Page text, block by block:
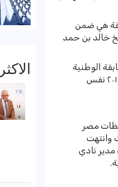
هي ضمن
خالد بن حمد
الوطنية
للاولمبياد الخاص ، مشيرا إلي أنها ليست المره الاولي فقد استضاف النادي عام ٢٠١٧ نفس
١٨ فارس من محافظات مصر
وانتهت
نادي